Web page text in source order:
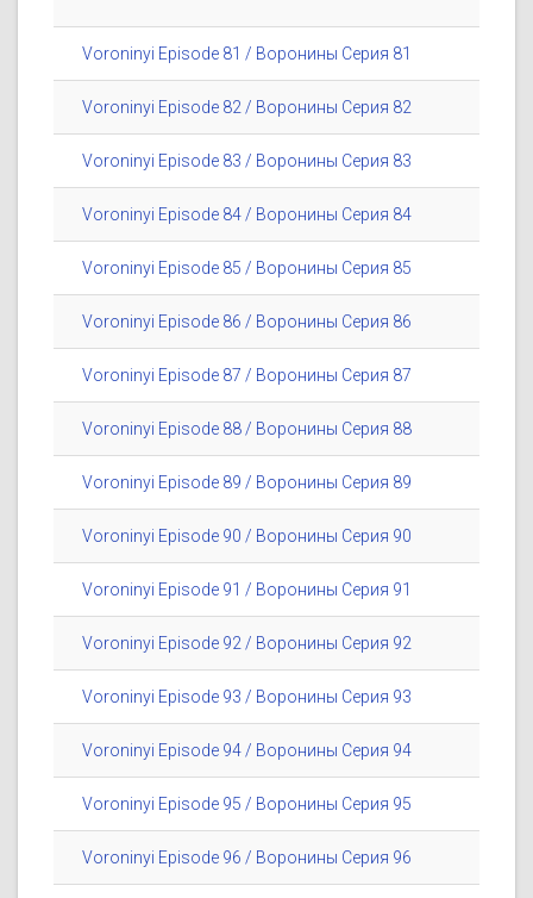
Voroninyi Episode 81 / Воронины Серия 81
Voroninyi Episode 82 / Воронины Серия 82
Voroninyi Episode 83 / Воронины Серия 83
Voroninyi Episode 84 / Воронины Серия 84
Voroninyi Episode 85 / Воронины Серия 85
Voroninyi Episode 86 / Воронины Серия 86
Voroninyi Episode 87 / Воронины Серия 87
Voroninyi Episode 88 / Воронины Серия 88
Voroninyi Episode 89 / Воронины Серия 89
Voroninyi Episode 90 / Воронины Серия 90
Voroninyi Episode 91 / Воронины Серия 91
Voroninyi Episode 92 / Воронины Серия 92
Voroninyi Episode 93 / Воронины Серия 93
Voroninyi Episode 94 / Воронины Серия 94
Voroninyi Episode 95 / Воронины Серия 95
Voroninyi Episode 96 / Воронины Серия 96